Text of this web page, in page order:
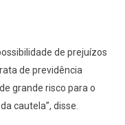
de prejuízos
de previdência
grande risco para o
cautela”, disse.